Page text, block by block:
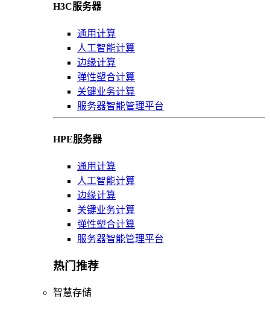
H3C服务器
通用计算
人工智能计算
边缘计算
弹性塑合计算
关键业务计算
服务器智能管理平台
HPE服务器
通用计算
人工智能计算
边缘计算
关键业务计算
弹性塑合计算
服务器智能管理平台
热门推荐
智慧存储